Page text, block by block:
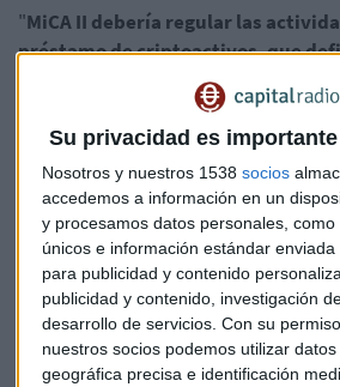
Su privacidad es
Nosotros y nuestros 1538 socios
accedemos a información en un
y procesamos datos personales,
únicos e información estándar
para publicidad y contenido
publicidad y contenido, investigación
desarrollo de servicios. Con su
nuestros socios podemos utilizar
geográfica precisa e identificación
"MiCA II debería regular las
préstamo de criptoactivos, que
", declaró en su función
Europea de Riesgo Sistémico (JERS).
Lagarde advirtió:
Las innovaciones en estos
inexplorados ponen en riesgo a
donde la falta de regulación a menudo
reclamaciones completamente
valoración y, muy a menudo, la
tratos criminales".